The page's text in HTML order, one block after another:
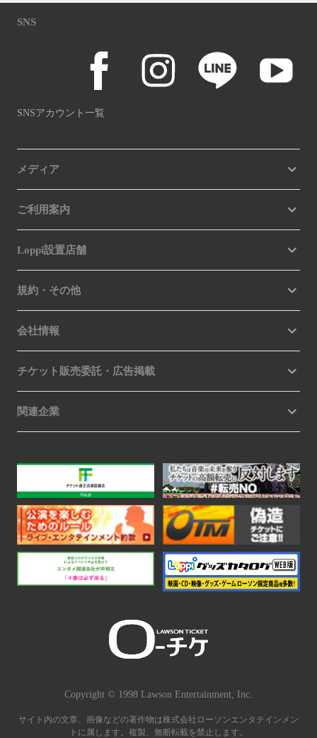
SNS
SNSアカウント一覧
メディア
ご利用案内
Loppi設置店舗
規約・その他
会社情報
チケット販売委託・広告掲載
関連企業
サイト内の文章、画像などの著作物は株式会社ローソンエンタテインメン
トに属します。複製、無断転載を禁止します。
Copyright © 1998 Lawson Entertainment, Inc.